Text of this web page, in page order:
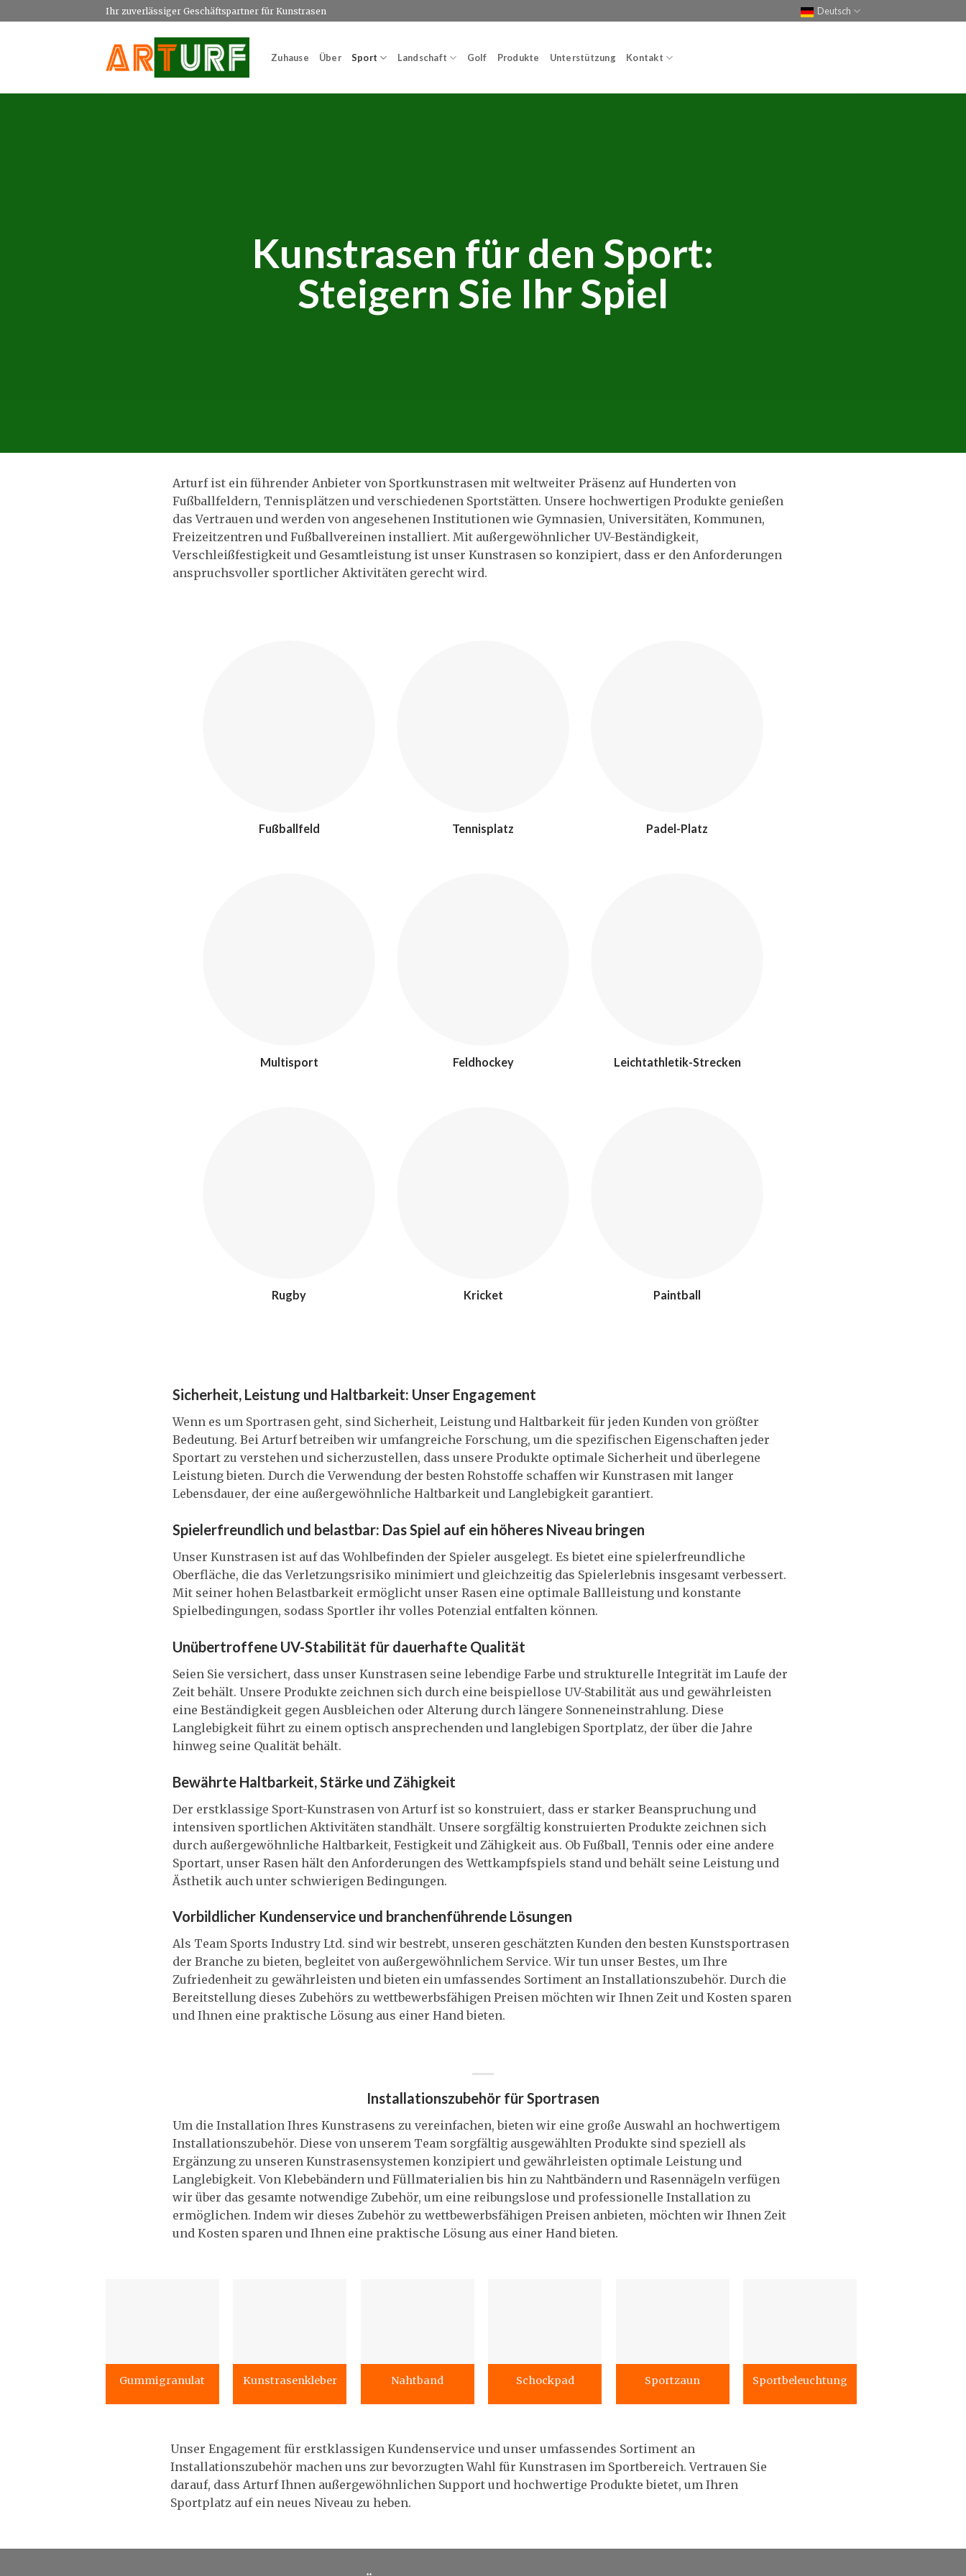
Inhalt
Ihr zuverlässiger Geschäftspartner für Kunstrasen Deutsch
Zuhause Über Sport Landschaft Golf Produkte Unterstützung Kontakt
Kunstrasen für den Sport:
Steigern Sie Ihr Spiel
Arturf ist ein führender Anbieter von Sportkunstrasen mit weltweiter Präsenz auf Hunderten von
Fußballfeldern, Tennisplätzen und verschiedenen Sportstätten. Unsere hochwertigen Produkte genießen
das Vertrauen und werden von angesehenen Institutionen wie Gymnasien, Universitäten, Kommunen,
Freizeitzentren und Fußballvereinen installiert. Mit außergewöhnlicher UV-Beständigkeit,
Verschleißfestigkeit und Gesamtleistung ist unser Kunstrasen so konzipiert, dass er den Anforderungen
anspruchsvoller sportlicher Aktivitäten gerecht wird.
Fußballfeld Tennisplatz Padel-Platz
Multisport Feldhockey Leichtathletik-Strecken
Rugby Kricket Paintball
Sicherheit, Leistung und Haltbarkeit: Unser Engagement
Wenn es um Sportrasen geht, sind Sicherheit, Leistung und Haltbarkeit für jeden Kunden von größter
Bedeutung. Bei Arturf betreiben wir umfangreiche Forschung, um die spezifischen Eigenschaften jeder
Sportart zu verstehen und sicherzustellen, dass unsere Produkte optimale Sicherheit und überlegene
Leistung bieten. Durch die Verwendung der besten Rohstoffe schaffen wir Kunstrasen mit langer
Lebensdauer, der eine außergewöhnliche Haltbarkeit und Langlebigkeit garantiert.
Spielerfreundlich und belastbar: Das Spiel auf ein höheres Niveau bringen
Unser Kunstrasen ist auf das Wohlbefinden der Spieler ausgelegt. Es bietet eine spielerfreundliche
Oberfläche, die das Verletzungsrisiko minimiert und gleichzeitig das Spielerlebnis insgesamt verbessert.
Mit seiner hohen Belastbarkeit ermöglicht unser Rasen eine optimale Ballleistung und konstante
Spielbedingungen, sodass Sportler ihr volles Potenzial entfalten können.
Unübertroffene UV-Stabilität für dauerhafte Qualität
Seien Sie versichert, dass unser Kunstrasen seine lebendige Farbe und strukturelle Integrität im Laufe der
Zeit behält. Unsere Produkte zeichnen sich durch eine beispiellose UV-Stabilität aus und gewährleisten
eine Beständigkeit gegen Ausbleichen oder Alterung durch längere Sonneneinstrahlung. Diese
Langlebigkeit führt zu einem optisch ansprechenden und langlebigen Sportplatz, der über die Jahre
hinweg seine Qualität behält.
Bewährte Haltbarkeit, Stärke und Zähigkeit
Der erstklassige Sport-Kunstrasen von Arturf ist so konstruiert, dass er starker Beanspruchung und
intensiven sportlichen Aktivitäten standhält. Unsere sorgfältig konstruierten Produkte zeichnen sich
durch außergewöhnliche Haltbarkeit, Festigkeit und Zähigkeit aus. Ob Fußball, Tennis oder eine andere
Sportart, unser Rasen hält den Anforderungen des Wettkampfspiels stand und behält seine Leistung und
Ästhetik auch unter schwierigen Bedingungen.
Vorbildlicher Kundenservice und branchenführende Lösungen
Als Team Sports Industry Ltd. sind wir bestrebt, unseren geschätzten Kunden den besten Kunstsportrasen
der Branche zu bieten, begleitet von außergewöhnlichem Service. Wir tun unser Bestes, um Ihre
Zufriedenheit zu gewährleisten und bieten ein umfassendes Sortiment an Installationszubehör. Durch die
Bereitstellung dieses Zubehörs zu wettbewerbsfähigen Preisen möchten wir Ihnen Zeit und Kosten sparen
und Ihnen eine praktische Lösung aus einer Hand bieten.
Installationszubehör für Sportrasen
Um die Installation Ihres Kunstrasens zu vereinfachen, bieten wir eine große Auswahl an hochwertigem
Installationszubehör. Diese von unserem Team sorgfältig ausgewählten Produkte sind speziell als
Ergänzung zu unseren Kunstrasensystemen konzipiert und gewährleisten optimale Leistung und
Langlebigkeit. Von Klebebändern und Füllmaterialien bis hin zu Nahtbändern und Rasennägeln verfügen
wir über das gesamte notwendige Zubehör, um eine reibungslose und professionelle Installation zu
ermöglichen. Indem wir dieses Zubehör zu wettbewerbsfähigen Preisen anbieten, möchten wir Ihnen Zeit
und Kosten sparen und Ihnen eine praktische Lösung aus einer Hand bieten.
Gummigranulat Kunstrasenkleber Nahtband Schockpad Sportzaun Sportbeleuchtung
Unser Engagement für erstklassigen Kundenservice und unser umfassendes Sortiment an
Installationszubehör machen uns zur bevorzugten Wahl für Kunstrasen im Sportbereich. Vertrauen Sie
darauf, dass Arturf Ihnen außergewöhnlichen Support und hochwertige Produkte bietet, um Ihren
Sportplatz auf ein neues Niveau zu heben.